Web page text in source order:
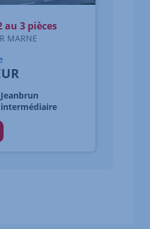
3 pièces
MARNE
Jeanbrun
intermédiaire